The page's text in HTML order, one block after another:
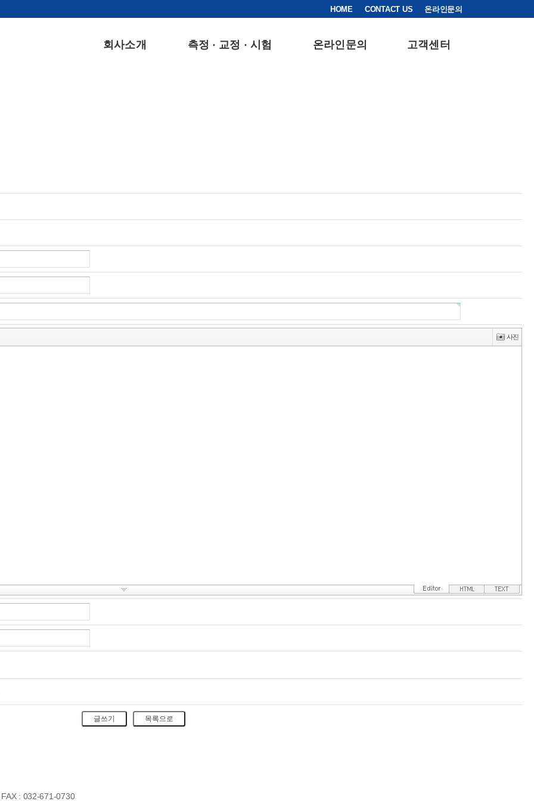
HOME CONTACT US 온라인문의
회사소개 측정 · 교정 · 시험 온라인문의 고객센터
: 032-671-0730